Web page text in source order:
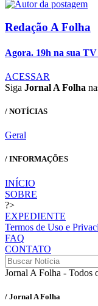
Redação A Folha
Agora. 19h na sua
ACESSAR
Siga Jornal A Folha
/ NOTÍCIAS
Geral
/ INFORMAÇÕES
INÍCIO
SOBRE
?>
EXPEDIENTE
Termos de Uso e
FAQ
CONTATO
Jornal A Folha - Todos
/ Jornal A Folha